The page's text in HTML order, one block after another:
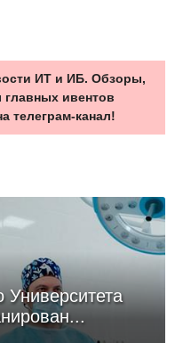
ИТ и ИБ. Обзоры,
главных ивентов
телеграм-канал!
Университета